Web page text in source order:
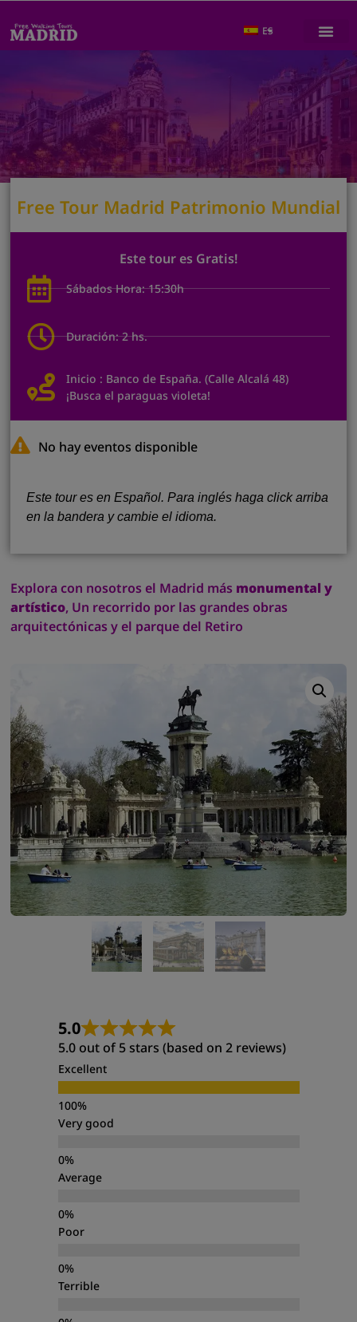
ES
Explora con nosotros el Madrid más monumental y
artístico, Un recorrido por las grandes obras
arquitectónicas y el parque del Retiro
5.0
5.0 out of 5 stars (based on 2 reviews)
Excellent
Very good
Average
Poor
Terrible
Free Tour Madrid Patrimonio Mundial
Este tour es Gratis!
Sábados Hora: 15:30h
Duración: 2 hs.
Inicio : Banco de España. (Calle Alcalá 48)
¡Busca el paraguas violeta!
No hay eventos disponible
Este tour es en Español. Para inglés haga click arriba
en la bandera y cambie el idioma.